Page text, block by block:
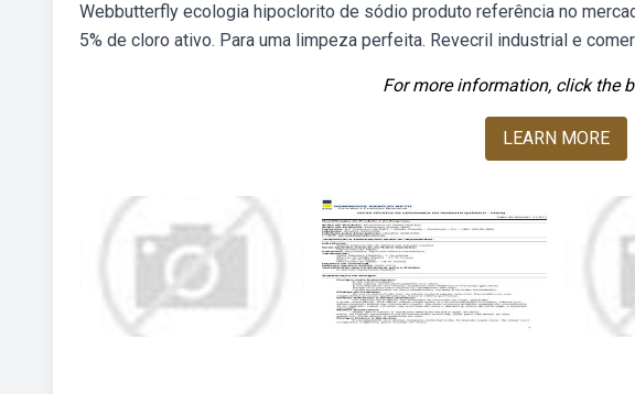
Webbutterfly ecologia hipoclorito de sódio produto referência no
5% de cloro ativo. Para uma limpeza perfeita. Revecril industrial e
For more information, click the
LEARN MORE